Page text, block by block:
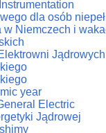
dla osób
w Niemczech i
Jądrowych
year
Electric
Jądrowej